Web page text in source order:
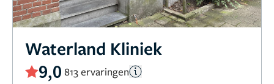
Waterland Kliniek
9,0 813 ervaringen